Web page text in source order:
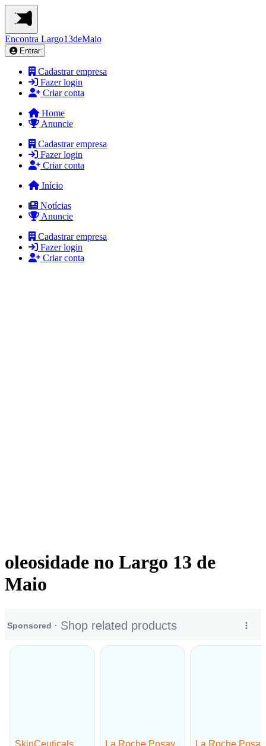
Encontra Largo13deMaio
Entrar
Cadastrar empresa
Fazer login
Criar conta
Home
Anuncie
Cadastrar empresa
Fazer login
Criar conta
Início
Notícias
Anuncie
Cadastrar empresa
Fazer login
Criar conta
oleosidade no Largo 13 de
Maio